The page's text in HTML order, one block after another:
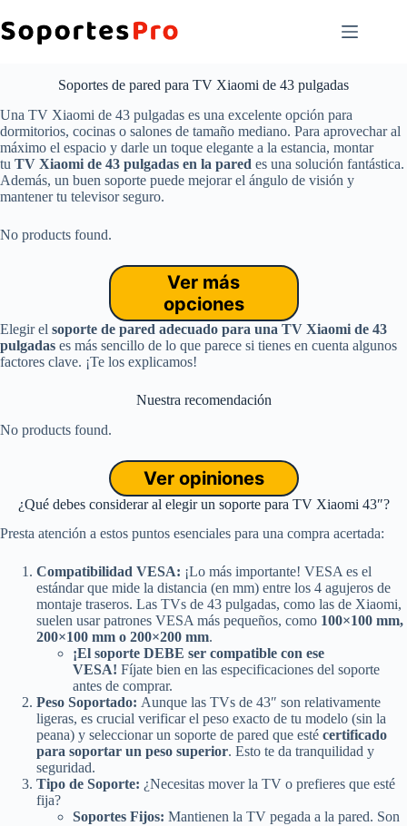
al
contenido
Soportes de pared para TV Xiaomi de 43 pulgadas
Una TV Xiaomi de 43 pulgadas es una excelente opción para
dormitorios, cocinas o salones de tamaño mediano. Para aprovechar al
máximo el espacio y darle un toque elegante a la estancia, montar
tu TV Xiaomi de 43 pulgadas en la pared es una solución fantástica.
Además, un buen soporte puede mejorar el ángulo de visión y
mantener tu televisor seguro.
No products found.
Ver más
opciones
Elegir el soporte de pared adecuado para una TV Xiaomi de 43
pulgadas es más sencillo de lo que parece si tienes en cuenta algunos
factores clave. ¡Te los explicamos!
Nuestra recomendación
No products found.
Ver opiniones
¿Qué debes considerar al elegir un soporte para TV Xiaomi 43″?
Presta atención a estos puntos esenciales para una compra acertada:
Compatibilidad VESA: ¡Lo más importante! VESA es el
estándar que mide la distancia (en mm) entre los 4 agujeros de
montaje traseros. Las TVs de 43 pulgadas, como las de Xiaomi,
suelen usar patrones VESA más pequeños, como 100×100 mm,
200×100 mm o 200×200 mm.
¡El soporte DEBE ser compatible con ese
VESA! Fíjate bien en las especificaciones del soporte
antes de comprar.
Peso Soportado: Aunque las TVs de 43″ son relativamente
ligeras, es crucial verificar el peso exacto de tu modelo (sin la
peana) y seleccionar un soporte de pared que esté certificado
para soportar un peso superior. Esto te da tranquilidad y
seguridad.
Tipo de Soporte: ¿Necesitas mover la TV o prefieres que esté
fija?
Soportes Fijos: Mantienen la TV pegada a la pared. Son